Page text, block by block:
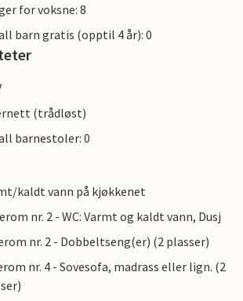
for voksne: 8
barn gratis (opptil 4 år): 0
(trådløst)
barnestoler: 0
kaldt vann på kjøkkenet
nr. 2 - WC: Varmt og kaldt vann, Dusj
nr. 2 - Dobbeltseng(er) (2 plasser)
nr. 4 - Sovesofa, madrass eller lign. (2